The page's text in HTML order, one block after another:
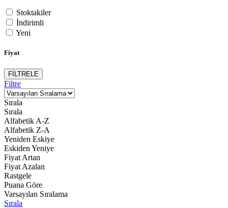
Stoktakiler
İndirimli
Yeni
Fiyat
FİLTRELE
Filtre
Sırala
Sırala
Alfabetik A-Z
Alfabetik Z-A
Yeniden Eskiye
Eskiden Yeniye
Fiyat Artan
Fiyat Azalan
Rastgele
Puana Göre
Varsayılan Sıralama
Sırala